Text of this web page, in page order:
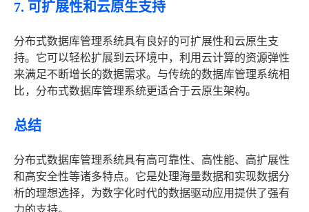
7. 可扩展性和云原生支持
分布式数据库管理系统具有良好的可扩展性和云原生支
持。它可以轻松扩展到云环境中，利用云计算的资源弹性
来满足不断增长的数据需求。与传统的数据库管理系统相
比，分布式数据库管理系统更适合于云原生架构。
总结
分布式数据库管理系统具有高可靠性、高性能、高扩展性
和高安全性等诸多特点。它是处理海量数据和实现数据分
析的理想选择，为数字化时代的数据驱动应用提供了强有
力的支持。